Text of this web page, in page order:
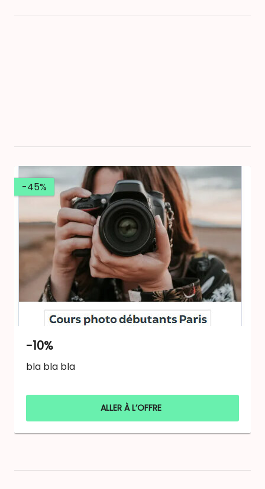
-45%
-10%
bla bla bla
ALLER À L’OFFRE